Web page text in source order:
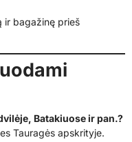
ir bagažinę prieš
Batakiuose ir pan.?
Tauragės apskrityje.